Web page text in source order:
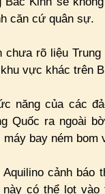
căn cứ quân sự.
chưa rõ liệu
vực khác trên
năng của các
Quốc ra ngoài
máy bay ném bom
Aquilino cảnh báo
có thể lọt vào